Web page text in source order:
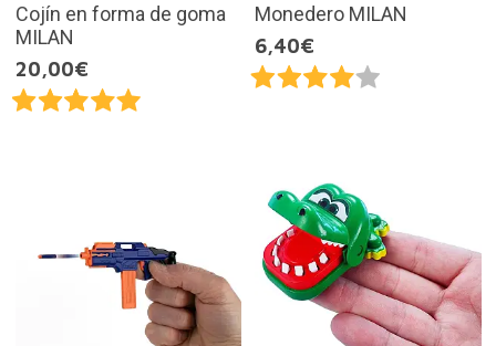
Cojín en forma de goma
MILAN
20,00€
Monedero MILAN
6,40€